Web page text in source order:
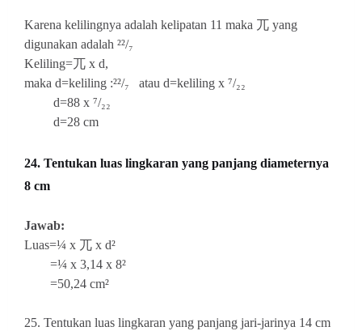
Karena kelilingnya adalah kelipatan 11 maka 兀 yang
digunakan adalah ²²/₇
Keliling=兀 x d,
maka d=keliling :²²/₇ atau d=keliling x ⁷/₂₂
d=88 x ⁷/₂₂
d=28 cm
24. Tentukan luas lingkaran yang panjang diameternya
8 cm
Jawab:
Luas=¼ x 兀 x d²
=¼ x 3,14 x 8²
=50,24 cm²
25. Tentukan luas lingkaran yang panjang jari-jarinya 14 cm